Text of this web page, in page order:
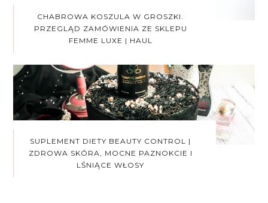
CHABROWA KOSZULA W GROSZKI.
PRZEGLĄD ZAMÓWIENIA ZE SKLEPU
FEMME LUXE | HAUL
SUPLEMENT DIETY BEAUTY CONTROL |
ZDROWA SKÓRA, MOCNE PAZNOKCIE I
LŚNIĄCE WŁOSY